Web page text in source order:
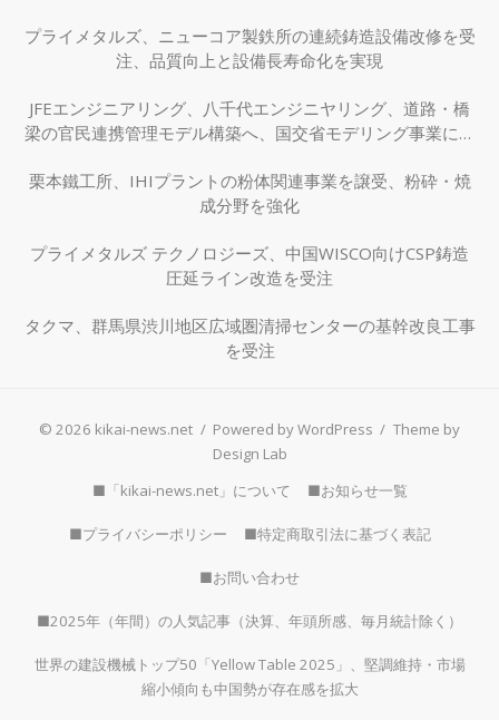
プライメタルズ、ニューコア製鉄所の連続鋳造設備改修を受
注、品質向上と設備長寿命化を実現
JFEエンジニアリング、八千代エンジニヤリング、道路・橋
梁の官民連携管理モデル構築へ、国交省モデリング事業に採
栗本鐵工所、IHIプラントの粉体関連事業を譲受、粉砕・焼
成分野を強化
プライメタルズ テクノロジーズ、中国WISCO向けCSP鋳造
圧延ライン改造を受注
タクマ、群馬県渋川地区広域圏清掃センターの基幹改良工事
を受注
© 2026 kikai-news.net / Powered by WordPress / Theme by
Design Lab
■「kikai-news.net」について
■お知らせ一覧
■プライバシーポリシー ■特定商取引法に基づく表記
■お問い合わせ
■2025年（年間）の人気記事（決算、年頭所感、毎月統計除く）
世界の建設機械トップ50「Yellow Table 2025」、堅調維持・市場
縮小傾向も中国勢が存在感を拡大